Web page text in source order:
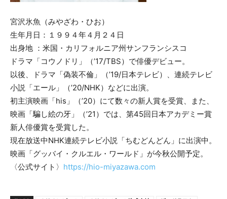
宮沢氷魚（みやざわ・ひお）
生年月日：１９９４年４月２４日
出身地 ：米国・カリフォルニア州サンフランシスコ
ドラマ「コウノドリ」（’17/TBS）で俳優デビュー。
以後、ドラマ「偽装不倫」（’19/日本テレビ）、連続テレビ
小説「エール」（’20/NHK）などに出演。
初主演映画「his」（’20）にて数々の新人賞を受賞、また、
映画「騙し絵の牙」（’21）では、第45回日本アカデミー賞
新人俳優賞を受賞した。
現在放送中NHK連続テレビ小説「ちむどんどん」に出演中。
映画「グッバイ・クルエル・ワールド」が今秋公開予定。
〈公式サイト〉 https://hio-miyazawa.com